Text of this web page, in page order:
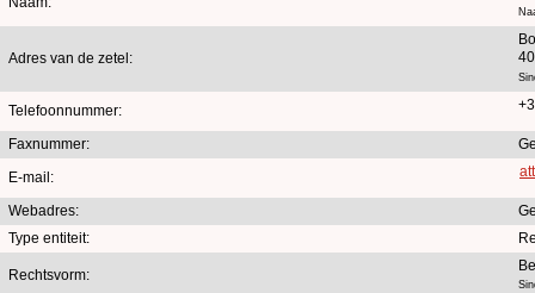
Adres van de zetel:
Telefoonnummer:
Faxnummer:
E-mail:
Webadres:
Type entiteit:
Rechtsvorm: